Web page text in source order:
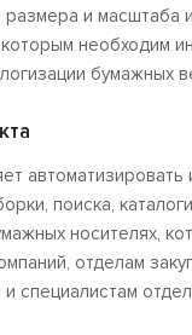
размера и масштаба
необходим
бумажных
автоматизировать
поиска,
носителях,
отделам
специалистам